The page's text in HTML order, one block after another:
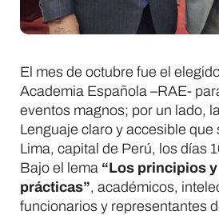
El mes de octubre fue el
Academia Española –RAE-
eventos magnos; por un lado,
Lenguaje claro y accesible que
Lima, capital de Perú, los días
Bajo el lema “Los principios
prácticas”, académicos,
funcionarios y representantes